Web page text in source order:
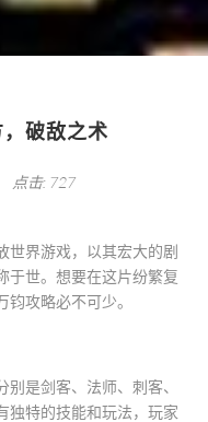
破敌之术
点击: 727
世界游戏，以其宏大的剧
于世。想要在这片纷繁复
攻略必不可少。
别是剑客、法师、刺客、
独特的技能和玩法，玩家